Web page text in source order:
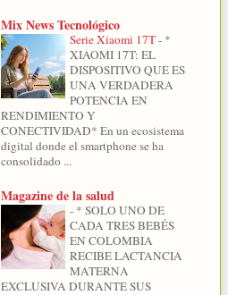
Mix News Tecnológico
Serie Xiaomi 17T- *
XIAOMI 17T: EL
DISPOSITIVO QUE ES
UNA VERDADERA
POTENCIA EN
RENDIMIENTO Y
CONECTIVIDAD* En un ecosistema
digital donde el smartphone se ha
consolidado ...
Magazine de la salud
- * SOLO UNO DE
CADA TRES BEBÉS
EN COLOMBIA
RECIBE LACTANCIA
MATERNA
EXCLUSIVA DURANTE SUS